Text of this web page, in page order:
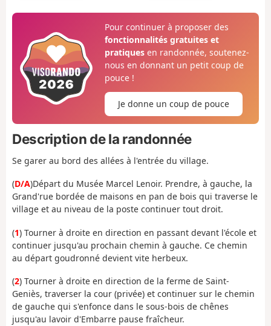
Pour continuer à proposer des
fonctionnalités gratuites et
pratiquesen randonnée, soutenez-
nous en donnant un petit coup de
pouce !
Je donne un coup de pouce
Description de la randonnée
Se garer au bord des allées à l'entrée du village.
(D/A)Départ du Musée Marcel Lenoir. Prendre, à gauche, la
Grand'rue bordée de maisons en pan de bois qui traverse le
village et au niveau de la poste continuer tout droit.
(1) Tourner à droite en direction en passant devant l'école et
continuer jusqu'au prochain chemin à gauche. Ce chemin
au départ goudronné devient vite herbeux.
(2) Tourner à droite en direction de la ferme de Saint-
Geniès, traverser la cour (privée) et continuer sur le chemin
de gauche qui s'enfonce dans le sous-bois de chênes
jusqu'au lavoir d'Embarre pause fraîcheur.